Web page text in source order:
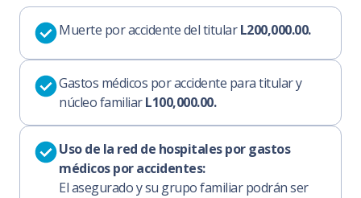
Muerte por accidente del titularL200,000.00.
Gastos médicos por accidente para titular y
núcleo familiarL100,000.00.
Uso de la red de hospitales por gastos
médicos por accidentes:
El asegurado y su grupo familiar podrán ser